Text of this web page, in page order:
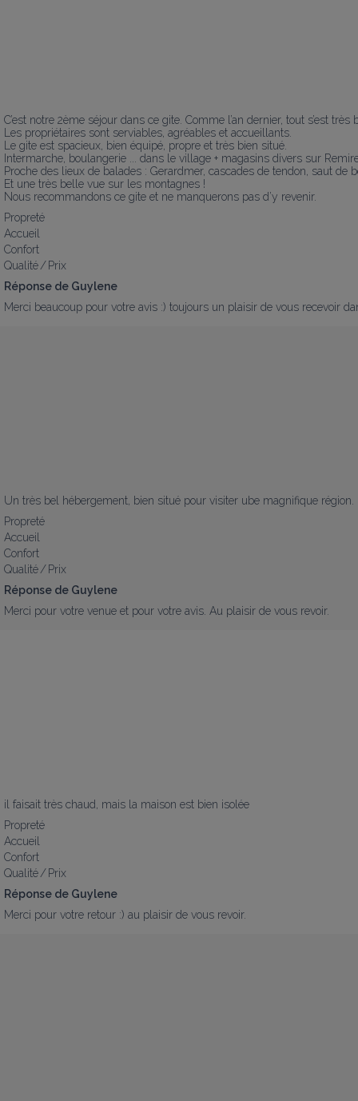
C’est notre 2ème séjour dans ce gite. Comme l’an dernier, tout s’est très
Les propriétaires sont serviables, agréables et accueillants.
Le gite est spacieux, bien équipé, propre et très bien situé.
Intermarche, boulangerie ... dans le village + magasins divers sur
Proche des lieux de balades : Gerardmer, cascades de tendon, saut de
Et une très belle vue sur les montagnes !
Nous recommandons ce gite et ne manquerons pas d’y revenir.
Propreté
Accueil
Confort
Qualité / Prix
Réponse de Guylene
Merci beaucoup pour votre avis :) toujours un plaisir de vous recevoir
Un très bel hébergement, bien situé pour visiter ube magnifique région.
Propreté
Accueil
Confort
Qualité / Prix
Réponse de Guylene
Merci pour votre venue et pour votre avis. Au plaisir de vous revoir.
il faisait très chaud, mais la maison est bien isolée
Propreté
Accueil
Confort
Qualité / Prix
Réponse de Guylene
Merci pour votre retour :) au plaisir de vous revoir.